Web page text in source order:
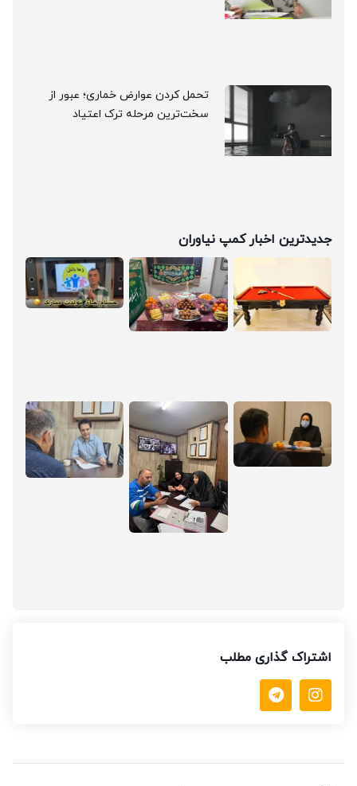
تحمل کردن عوارض خماری؛ عبور از
سخت‌ترین مرحله ترک اعتیاد
جدیدترین اخبار کمپ نیاوران
اشتراک گذاری مطلب